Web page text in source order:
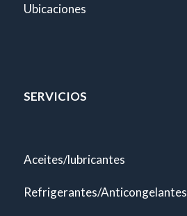
Ubicaciones
SERVICIOS
Aceites/lubricantes
Refrigerantes/Anticongelantes